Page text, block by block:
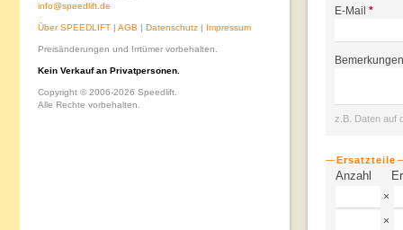
info@speedlift.de
Über SPEEDLIFT | AGB | Datenschutz | Impressum
Preisänderungen und Irrtümer vorbehalten.
Kein Verkauf an Privatpersonen.
Copyright © 2006-2026 Speedlift.
Alle Rechte vorbehalten.
E-Mail *
Bemerkungen
z.B. Daten auf
Ersatzteile
Anzahl
×
×